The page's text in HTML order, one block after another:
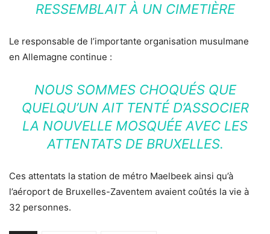
RESSEMBLAIT À UN CIMETIÈRE
Le responsable de l’importante organisation musulmane
en Allemagne continue :
NOUS SOMMES CHOQUÉS QUE
QUELQU’UN AIT TENTÉ D’ASSOCIER
LA NOUVELLE MOSQUÉE AVEC LES
ATTENTATS DE BRUXELLES.
Ces attentats la station de métro Maelbeek ainsi qu’à
l’aéroport de Bruxelles-Zaventem avaient coûtés la vie à
32 personnes.